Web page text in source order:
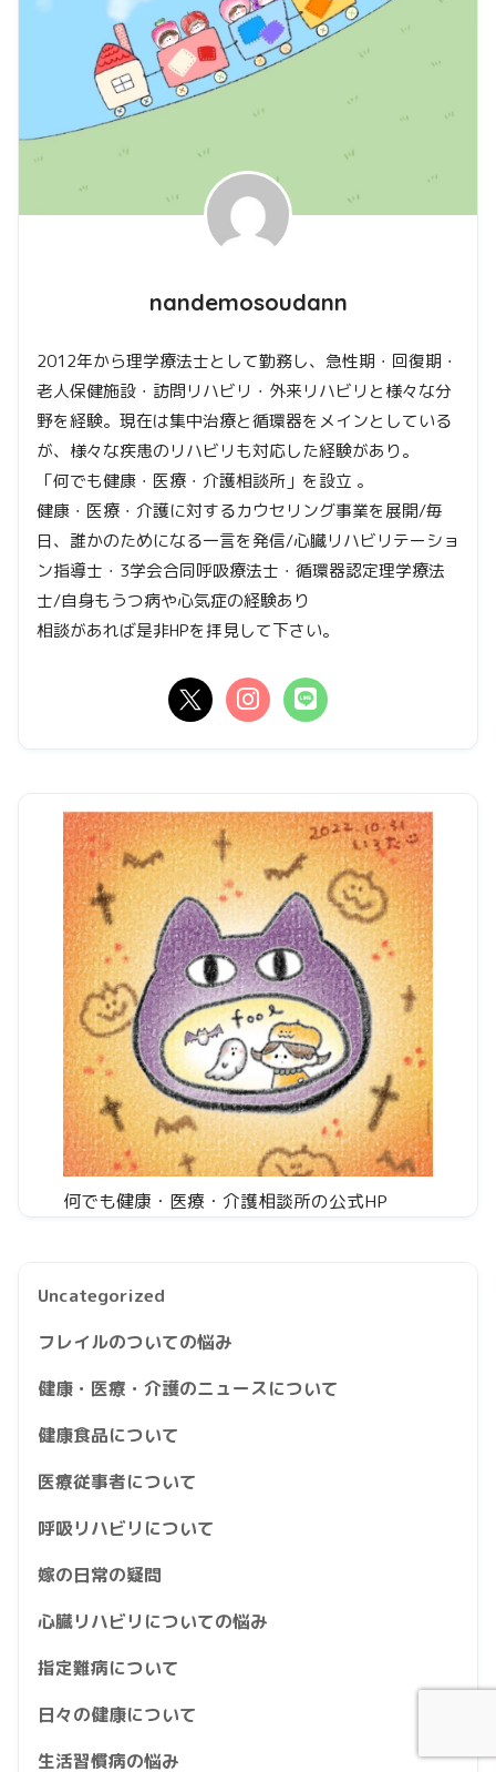
nandemosoudann
2012年から理学療法士として勤務し、急性期・回復期・
老人保健施設・訪問リハビリ・外来リハビリと様々な分
野を経験。現在は集中治療と循環器をメインとしている
が、様々な疾患のリハビリも対応した経験があり。
「何でも健康・医療・介護相談所」を設立 。
健康・医療・介護に対するカウセリング事業を展開/毎
日、誰かのためになる一言を発信/心臓リハビリテーショ
ン指導士・3学会合同呼吸療法士・循環器認定理学療法
士/自身もうつ病や心気症の経験あり
相談があれば是非HPを拝見して下さい。
何でも健康・医療・介護相談所の公式HP
Uncategorized
フレイルのついての悩み
健康・医療・介護のニュースについて
健康食品について
医療従事者について
呼吸リハビリについて
嫁の日常の疑問
心臓リハビリについての悩み
指定難病について
日々の健康について
生活習慣病の悩み